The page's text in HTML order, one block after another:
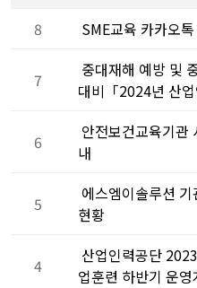
8
SME교육 카카오
7
중대재해 예방 및
대비「2024년 산업
6
안전보건교육기관
내
5
에스엠이솔루션
현황
4
산업인력공단
업훈련 하반기 운